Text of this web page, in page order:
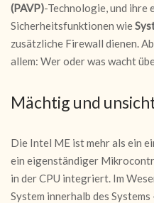
(PAVP)-Technologie, und ihre
Sicherheitsfunktionen wie
zusätzliche Firewall dienen.
allem: Wer oder was wacht
Mächtig und
Die Intel ME ist mehr als ein
ein eigenständiger
in der CPU integriert. Im
System innerhalb des